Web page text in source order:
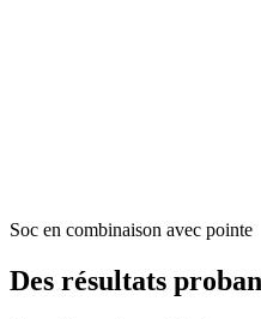
Soc en combinaison avec pointe
Des résultats